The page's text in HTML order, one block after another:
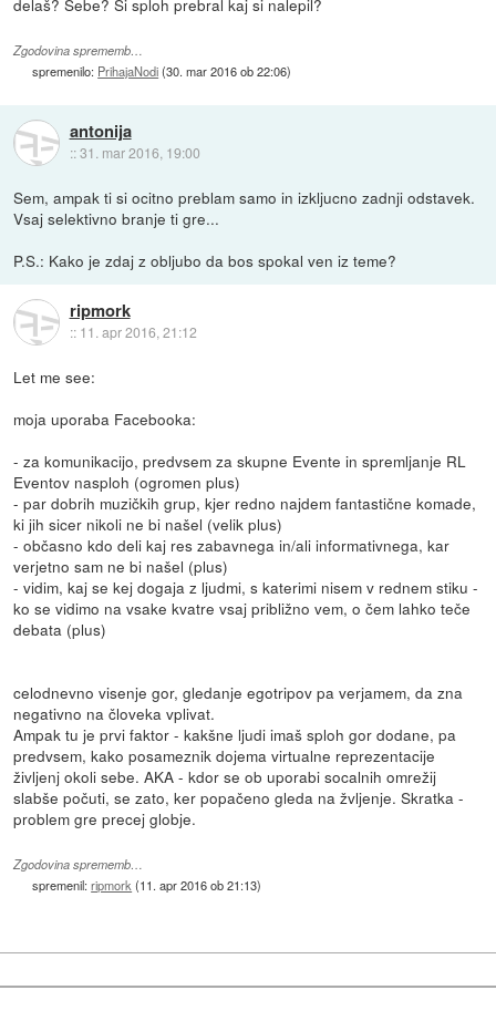
Zgodovina sprememb…
spremenilo: PrihajaNodi(30. mar 2016 ob 22:06)
antonija
::31. mar 2016, 19:00
Sem, ampak ti si ocitno preblam samo in izkljucno zadnji odstavek.
Vsaj selektivno branje ti gre...
P.S.: Kako je zdaj z obljubo da bos spokal ven iz teme?
ripmork
:: 11. apr 2016, 21:12
Let me see:
moja uporaba Facebooka:
- za komunikacijo, predvsem za skupne Evente in spremljanje RL
Eventov nasploh (ogromen plus)
- par dobrih muzičkih grup, kjer redno najdem fantastične komade,
ki jih sicer nikoli ne bi našel (velik plus)
- občasno kdo deli kaj res zabavnega in/ali informativnega, kar
verjetno sam ne bi našel (plus)
- vidim, kaj se kej dogaja z ljudmi, s katerimi nisem v rednem stiku -
ko se vidimo na vsake kvatre vsaj približno vem, o čem lahko teče
debata (plus)
celodnevno visenje gor, gledanje egotripov pa verjamem, da zna
negativno na človeka vplivat.
Ampak tu je prvi faktor - kakšne ljudi imaš sploh gor dodane, pa
predvsem, kako posameznik dojema virtualne reprezentacije
življenj okoli sebe. AKA - kdor se ob uporabi socalnih omrežij
slabše počuti, se zato, ker popačeno gleda na žvljenje. Skratka -
problem gre precej globje.
Zgodovina sprememb…
spremenil:ripmork (11. apr 2016 ob 21:13)